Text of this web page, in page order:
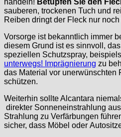
sauberen, trockenen Tuch und
Reiben dringt der Fleck nur
Vorsorge ist bekanntlich immer
diesem Grund ist es sinnvoll,
speziellen Schutzspray,
unterwegs! Imprägnierung zu
das Material vor unerwünschten
schützen.
Weiterhin sollte Alcantara
direkter Sonneneinstrahlung
Strahlung zu Verfärbungen
sicher, dass Möbel oder